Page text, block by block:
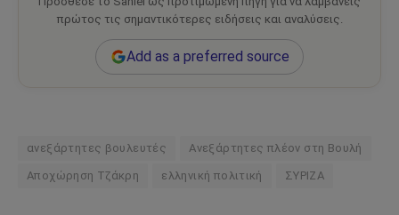
πρώτος τις σημαντικότερες ειδήσεις και αναλύσεις.
Add as a preferred source
ανεξάρτητες βουλευτές Ανεξάρτητες πλέον στη Βουλή
Αποχώρηση Τζάκρη ελληνική πολιτική ΣΥΡΙΖΑ